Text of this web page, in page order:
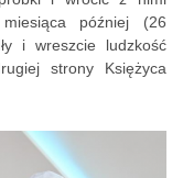
później (26
i wreszcie ludzkość
strony Księżyca